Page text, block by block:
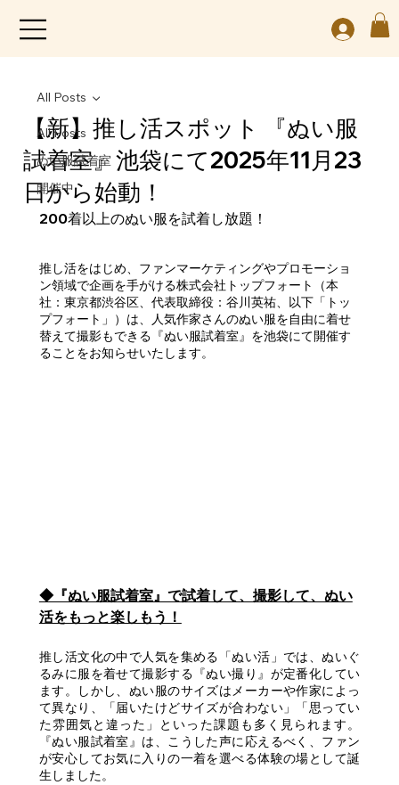
All Posts
ぬい服試着室
開催中
All Posts
【新】推し活スポット 『ぬい服
試着室』池袋にて2025年11月23
日から始動！
200着以上のぬい服を試着し放題！
推し活をはじめ、ファンマーケティングやプロモーショ
ン領域で企画を手がける株式会社トップフォート（本
社：東京都渋谷区、代表取締役：谷川英祐、以下「トッ
プフォート」）は、人気作家さんのぬい服を自由に着せ
替えて撮影もできる『ぬい服試着室』を池袋にて開催す
ることをお知らせいたします。
◆『ぬい服試着室』で試着して、撮影して、ぬい
活をもっと楽しもう！
推し活文化の中で人気を集める「ぬい活」では、ぬいぐ
るみに服を着せて撮影する『ぬい撮り』が定番化してい
ます。しかし、ぬい服のサイズはメーカーや作家によっ
て異なり、「届いたけどサイズが合わない」「思ってい
た雰囲気と違った」といった課題も多く見られます。
『ぬい服試着室』は、こうした声に応えるべく、ファン
が安心してお気に入りの一着を選べる体験の場として誕
生しました。